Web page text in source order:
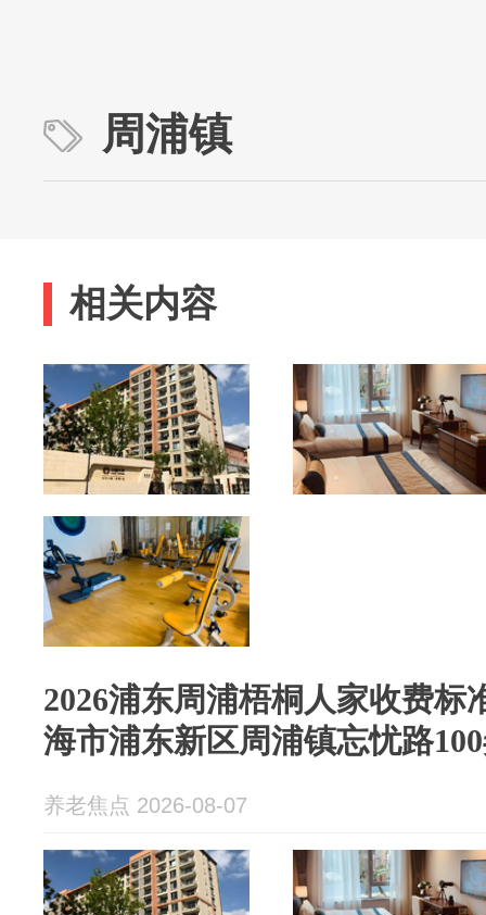
周浦镇
相关内容
2026浦东周浦梧桐人家收费标
海市浦东新区周浦镇忘忧路
养老焦点 2026-08-07